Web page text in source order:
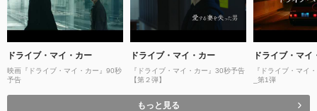
ドライブ・マイ・カー
映画『ドライブ・マイ・カー』90秒
予告
ドライブ・マイ・カー
『ドライブ・マイ・カー』30秒予告
【第２弾】
ドライブ・マイ
『ドライブ・マイ
_第1弾
もっと見る